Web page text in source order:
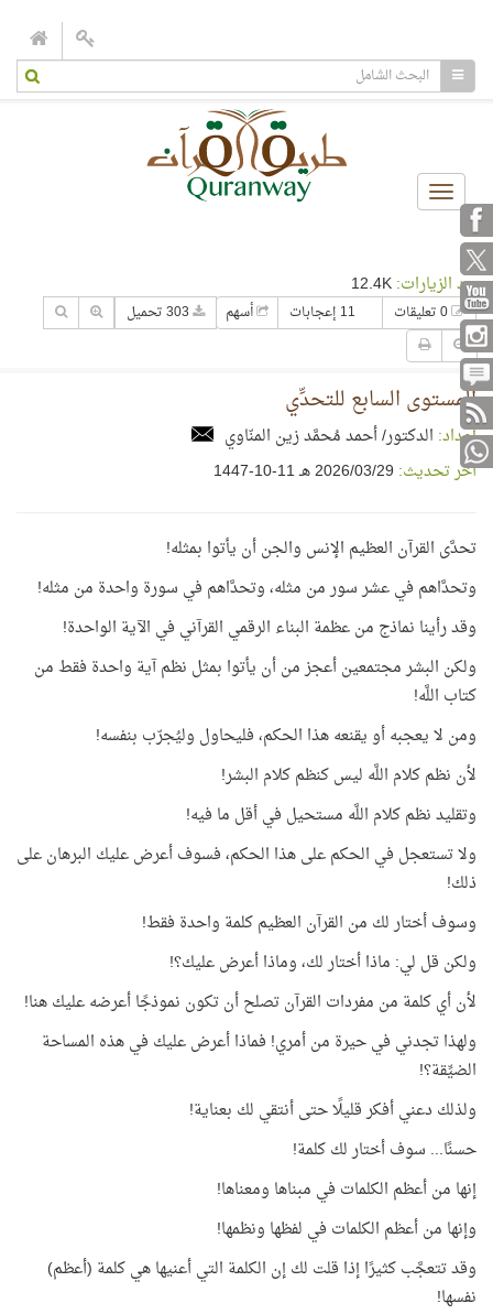
Toggle
navigation
عدد الزيارات:
11 إعجابات أسهم
المستوى السابع للتحدِّي
إعداد: الدكتور/ أحمد مُحمَّد زين المنّاوي
آخر تحديث: 29‏/03‏/2026 هـ 11-10-1447
تحدَّى القرآن العظيم الإنس والجن أن يأتوا بمثله!
وتحدَّاهم في عشر سور من مثله، وتحدَّاهم في سورة واحدة من مثله!
وقد رأينا نماذج من عظمة البناء الرقمي القرآني في الآية الواحدة!
ولكن البشر مجتمعين أعجز من أن يأتوا بمثل نظم آية واحدة فقط من
كتاب اللَّه!
ومن لا يعجبه أو يقنعه هذا الحكم، فليحاول وليُجرّب بنفسه!
لأن نظم كلام اللَّه ليس كنظم كلام البشر!
وتقليد نظم كلام اللَّه مستحيل في أقل ما فيه!
ولا تستعجل في الحكم على هذا الحكم، فسوف أعرض عليك البرهان على
ذلك!
وسوف أختار لك من القرآن العظيم كلمة واحدة فقط!
ولكن قل لي: ماذا أختار لك، وماذا أعرض عليك؟!
لأن أي كلمة من مفردات القرآن تصلح أن تكون نموذجًا أعرضه عليك هنا!
ولهذا تجدني في حيرة من أمري! فماذا أعرض عليك في هذه المساحة
الضيِّقة؟!
ولذلك دعني أفكر قليلًا حتى أنتقي لك بعناية!
حسنًا... سوف أختار لك كلمة!
إنها من أعظم الكلمات في مبناها ومعناها!
وإنها من أعظم الكلمات في لفظها ونظمها!
وقد تتعجَّب كثيرًا إذا قلت لك إن الكلمة التي أعنيها هي كلمة (أعظم)
نفسها!